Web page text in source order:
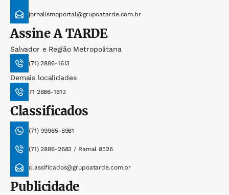
jornalismoportal@grupoatarde.com.br
AssineA TARDE
Salvador e Região Metropolitana
(71) 2886-1613
Demais localidades
71 2886-1613
Classificados
(71) 99965-8961
(71) 2886-2683 / Ramal 8526
classificados@grupoatarde.com.br
Publicidade